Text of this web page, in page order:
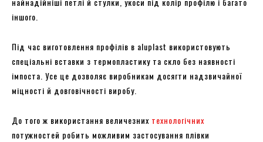
іншого.
Під час виготовлення профілів в aluplast використовують
спеціальні вставки з термопластику та скло без наявності
імпоста. Усе це дозволяє виробникам досягти надзвичайної
міцності й довговічності виробу.
До того ж використання величезних технологічних
потужностей робить можливим застосування плівки